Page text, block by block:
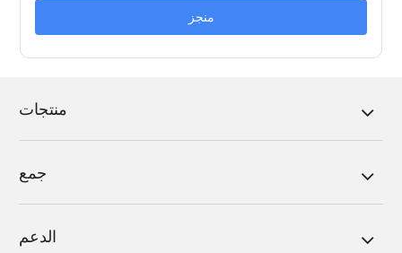
منجز
منتجات
جمع
الدعم